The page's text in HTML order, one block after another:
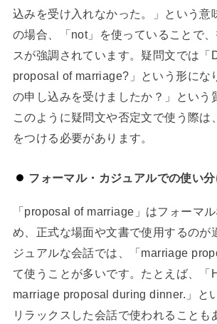
込みを受け入れなかった。」という意
の場合、「not」を使っていることで
スが強調されています。疑問文では
proposal of marriage?」という形にな
の申し込みを受けましたか？」という
このように疑問文や否定文で使う際は
をつける必要があります。
フォーマル・カジュアルでの使い
「proposal of marriage」はフォーマ
め、正式な場面や文書で使用するのが
ジュアルな会話では、「marriage
て使うことが多いです。たとえば、「
marriage proposal during dinner.」と
リラックスした会話で使われることも